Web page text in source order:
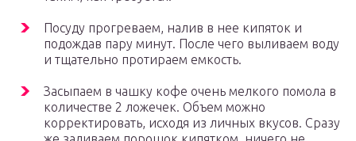
Посуду прогреваем, налив в нее кипяток и
подождав пару минут. После чего выливаем воду
и тщательно протираем емкость.
Засыпаем в чашку кофе очень мелкого помола в
количестве 2 ложечек. Объем можно
корректировать, исходя из личных вкусов. Сразу